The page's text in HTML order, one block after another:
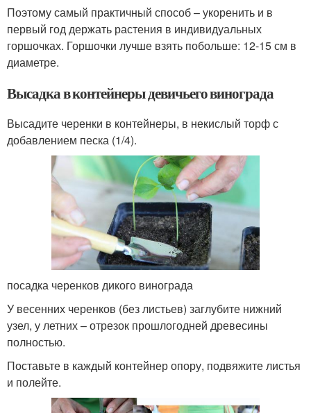
Поэтому самый практичный способ – укоренить и в
первый год держать растения в индивидуальных
горшочках. Горшочки лучше взять побольше: 12-15 см в
диаметре.
Высадка в контейнеры девичьего винограда
Высадите черенки в контейнеры, в некислый торф с
добавлением песка (1/4).
посадка черенков дикого винограда
У весенних черенков (без листьев) заглубите нижний
узел, у летних – отрезок прошлогодней древесины
полностью.
Поставьте в каждый контейнер опору, подвяжите листья
и полейте.